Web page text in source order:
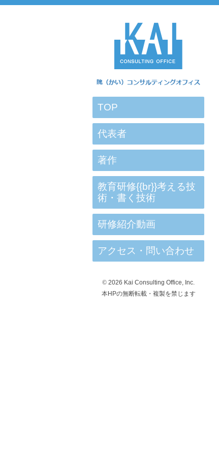
TOP
代表者
著作
教育研修{{br}}考える技
術・書く技術
研修紹介動画
アクセス・問い合わせ
© 2026 Kai Consulting Office, Inc.
本HPの無断転載・複製を禁じます